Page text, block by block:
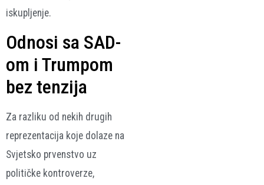
iskupljenje.
Odnosi sa SAD-
om i Trumpom
bez tenzija
Za razliku od nekih drugih
reprezentacija koje dolaze na
Svjetsko prvenstvo uz
političke kontroverze,